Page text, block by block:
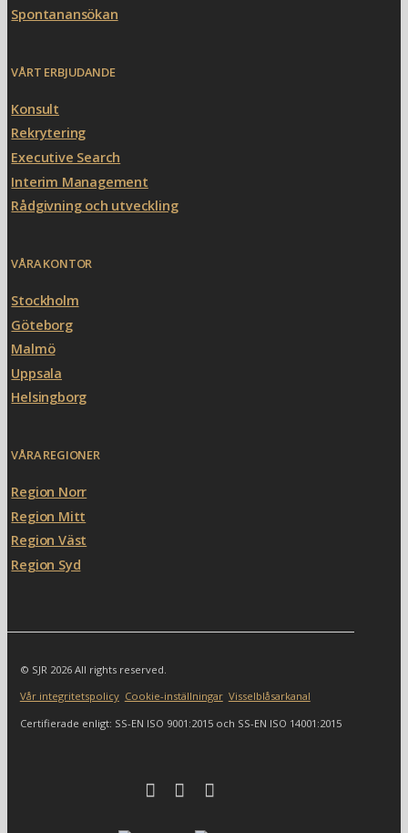
Spontanansökan
VÅRT ERBJUDANDE
Konsult
Rekrytering
Executive Search
Interim Management
Rådgivning och utveckling
VÅRA KONTOR
Stockholm
Göteborg
Malmö
Uppsala
Helsingborg
VÅRA REGIONER
Region Norr
Region Mitt
Region Väst
Region Syd
© SJR 2026 All rights reserved.
Vår integritetspolicy Cookie-inställningar Visselblåsarkanal
Certifierade enligt: SS-EN ISO 9001:2015 och SS-EN ISO 14001:2015